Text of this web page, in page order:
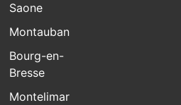
Saone
Montauban
Bourg-en-
Bresse
Montelimar